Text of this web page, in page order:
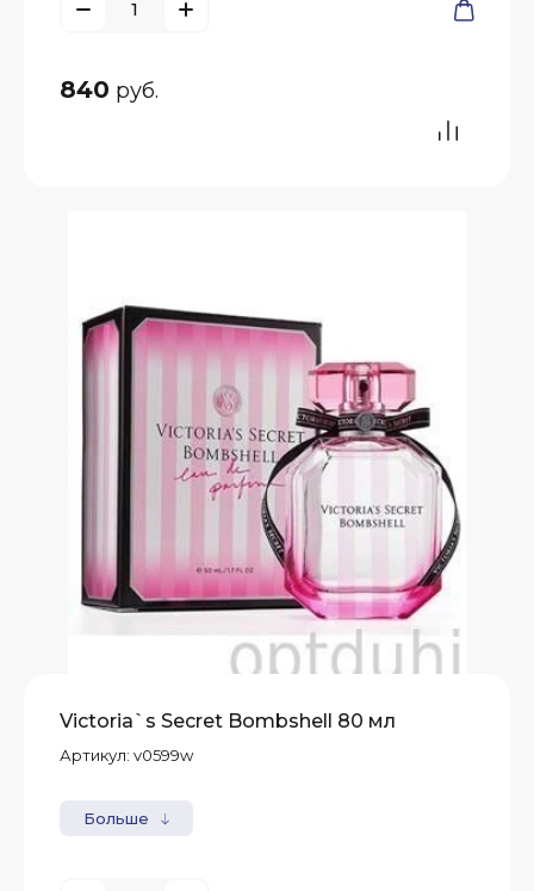
840 руб.
Victoria`s Secret Bombshell 80 мл
Артикул: v0599w
Больше